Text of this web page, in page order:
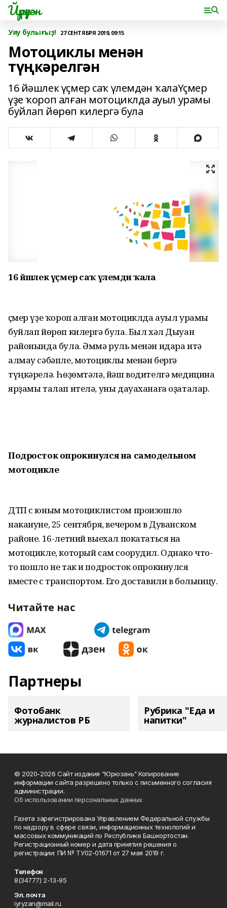
Йүрүҙән
Уяу булығыҙ! 27 СЕНТЯБРЯ 2019, 09:15
Мотоциклы менән
түңкәрелгән
16 йәшлек үҫмер саҡ үлемдән ҡалаҮҫмер
үҙе ҡороп алған мотоциклда ауыл урамы
буйлап йөрөп килергә була
16 йәшлек үҫмер саҡ үлемдән ҡала
Үҫмер үҙе ҡороп алған мотоциклда ауыл урамы
буйлап йөрөп килергә була. Был хәл Дыуан
районында була. Әммә руль менән идара итә
алмау сәбәпле, мотоциклы менән бергә
түңкәрелә. Һөҙөмтәлә, йәш водителгә медицина
ярҙамы талап ителә, уны дауаханаға оҙаталар.
Подросток опрокинулся на самодельном
мотоцикле
ДТП с юным мотоциклистом произошло
накануне, 25 сентября, вечером в Дуванском
районе. 16-летний выехал покататься на
мотоцикле, который сам соорудил. Однако что-
то пошло не так и подросток опрокинулся
вместе с транспортом. Его доставили в больницу.
Читайте нас
Партнеры
Фотобанк
журналистов РБ
Рубрика "Еда и
напитки"
© 2020-2026 Сайт издания "Юрюзань" Копирование
информации сайта разрешено только с письменного согласия
администрации.
Об использовании персональных данных
Газета зарегистрирована Управлением Федеральной службы
по надзору в сфере связи, информационных технологий и
массовых коммуникаций по Республике Башкортостан.
Регистрационный номер и дата принятия решения о
регистрации: ПИ № ТУ02-01671 от 27 мая 2019 г.
Телефон
8(34777) 2-13-95
Эл. почта
iyryzan@mail.ru